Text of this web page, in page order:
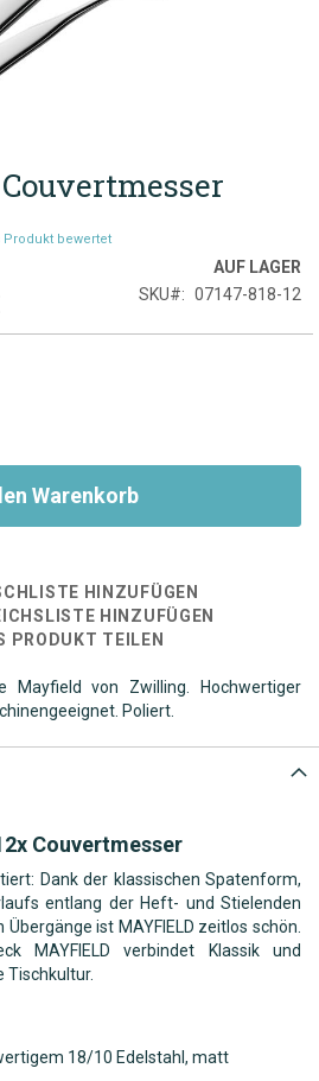
Produkt bewertet
AUF LAGER
SKU
07147-818-12
Warenkorb
HINZUFÜGEN
HINZUFÜGEN
PRODUKT TEILEN
Mayfield von Zwilling. Hochwertiger
Poliert.
Couvertmesser
Dank der klassischen Spatenform,
entlang der Heft- und Stielenden
ist MAYFIELD zeitlos schön.
MAYFIELD verbindet Klassik und
Tischkultur.
18/10 Edelstahl, matt